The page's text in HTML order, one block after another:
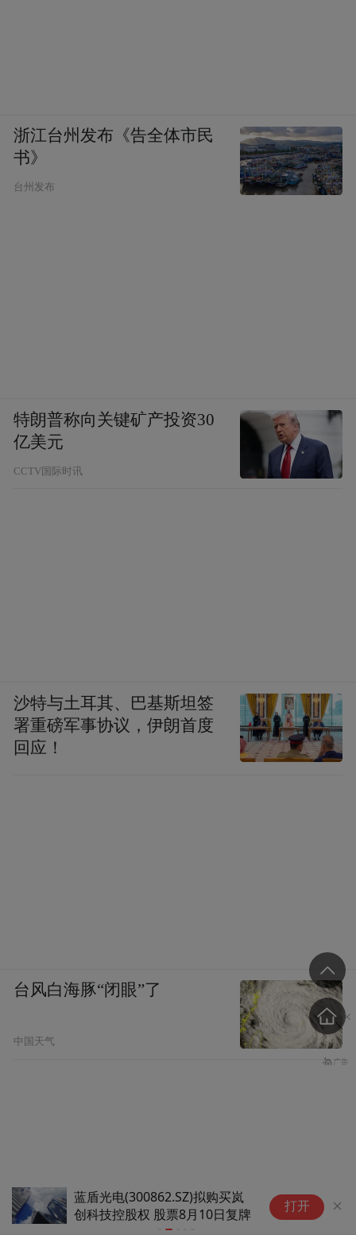
蓝盾光电(300862.SZ)拟购买岚
创科技控股权 股票8月10日复牌
打开
浙江台州发布《告全体市民
书》
台州发布
特朗普称向关键矿产投资30
亿美元
CCTV国际时讯
沙特与土耳其、巴基斯坦签
署重磅军事协议，伊朗首度
回应！
台风白海豚“闭眼”了
中国天气